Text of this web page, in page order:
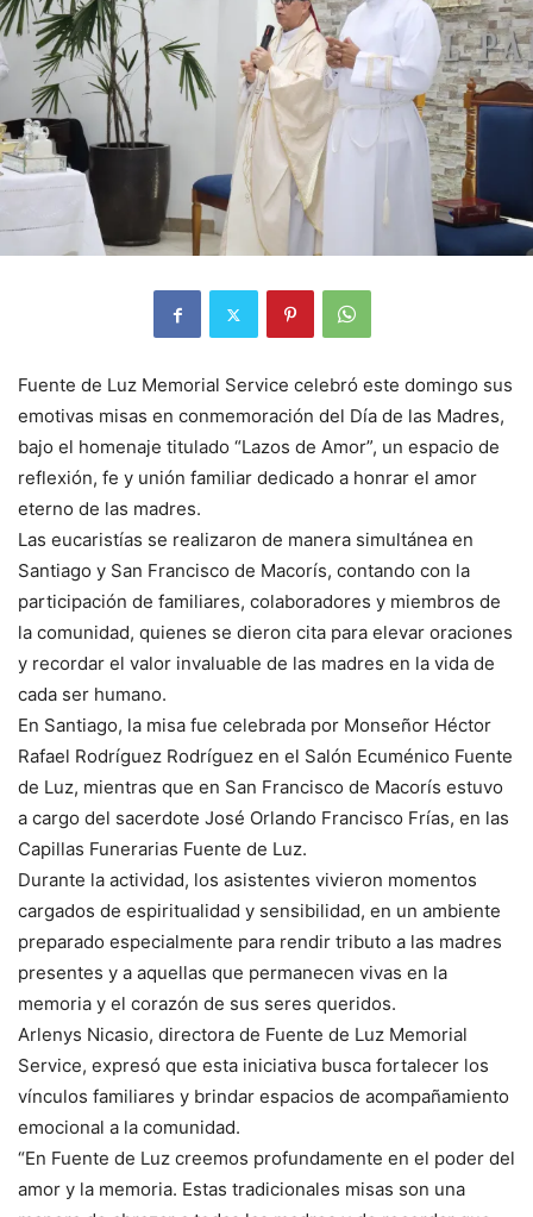
Fuente de Luz Memorial Service celebró este domingo sus
emotivas misas en conmemoración del Día de las Madres,
bajo el homenaje titulado “Lazos de Amor”, un espacio de
reflexión, fe y unión familiar dedicado a honrar el amor
eterno de las madres.
Las eucaristías se realizaron de manera simultánea en
Santiago y San Francisco de Macorís, contando con la
participación de familiares, colaboradores y miembros de
la comunidad, quienes se dieron cita para elevar oraciones
y recordar el valor invaluable de las madres en la vida de
cada ser humano.
En Santiago, la misa fue celebrada por Monseñor Héctor
Rafael Rodríguez Rodríguez en el Salón Ecuménico Fuente
de Luz, mientras que en San Francisco de Macorís estuvo
a cargo del sacerdote José Orlando Francisco Frías, en las
Capillas Funerarias Fuente de Luz.
Durante la actividad, los asistentes vivieron momentos
cargados de espiritualidad y sensibilidad, en un ambiente
preparado especialmente para rendir tributo a las madres
presentes y a aquellas que permanecen vivas en la
memoria y el corazón de sus seres queridos.
Arlenys Nicasio, directora de Fuente de Luz Memorial
Service, expresó que esta iniciativa busca fortalecer los
vínculos familiares y brindar espacios de acompañamiento
emocional a la comunidad.
“En Fuente de Luz creemos profundamente en el poder del
amor y la memoria. Estas tradicionales misas son una